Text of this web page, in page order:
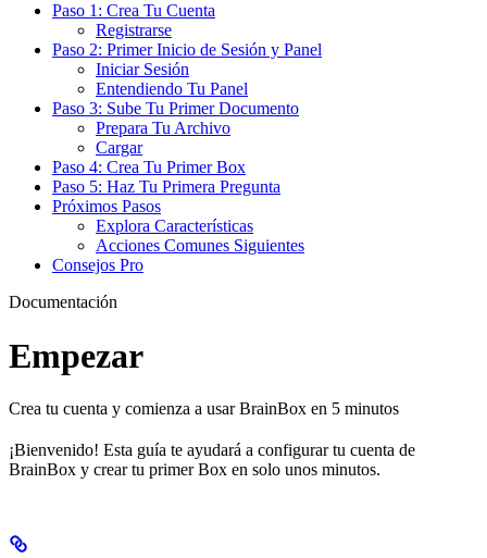
Paso 1: Crea Tu Cuenta
Registrarse
Paso 2: Primer Inicio de Sesión y Panel
Iniciar Sesión
Entendiendo Tu Panel
Paso 3: Sube Tu Primer Documento
Prepara Tu Archivo
Cargar
Paso 4: Crea Tu Primer Box
Paso 5: Haz Tu Primera Pregunta
Próximos Pasos
Explora Características
Acciones Comunes Siguientes
Consejos Pro
Documentación
Empezar
Crea tu cuenta y comienza a usar BrainBox en 5 minutos
¡Bienvenido! Esta guía te ayudará a configurar tu cuenta de
BrainBox y crear tu primer Box en solo unos minutos.